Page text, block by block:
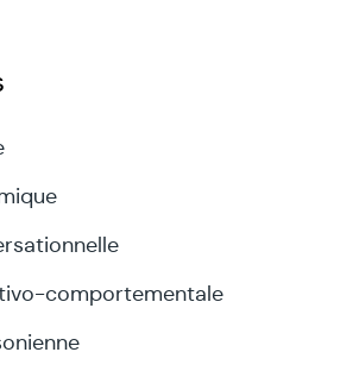
comportementale